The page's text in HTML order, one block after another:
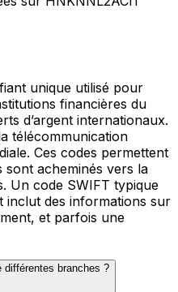
unique utilisé pour
financières du
d’argent internationaux.
télécommunication
Ces codes permettent
sont acheminés vers la
Un code SWIFT typique
inclut des informations sur
et parfois une
différentes branches ?